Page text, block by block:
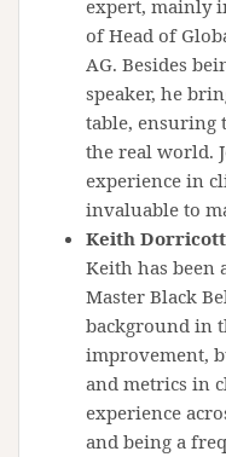
expert, mainly
of Head of
AG. Besides
speaker, he
table, ensuring
the real world.
experience in
invaluable to
Keith
Keith has been
Master Black
background in
improvement,
and metrics in
experience
and being a